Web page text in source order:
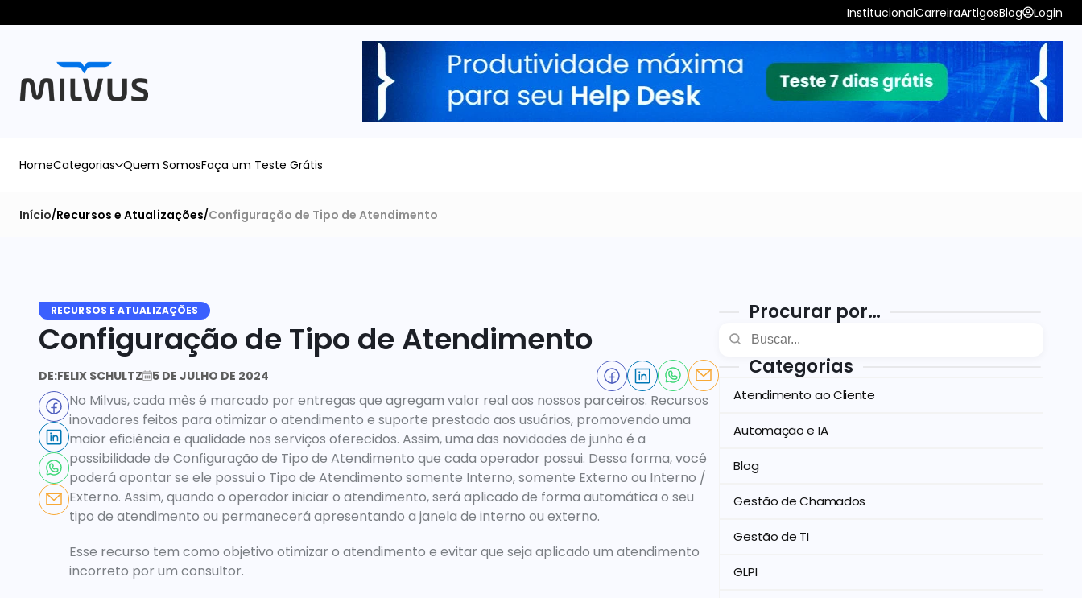
InstitucionalCarreiraArtigosBlog Login
HomeCategorias Quem SomosFaça um Teste Grátis
Início/Recursos e Atualizações/Configuração de Tipo de Atendimento
RECURSOS E ATUALIZAÇÕES
Configuração de Tipo de Atendimento
DE:FELIX SCHULTZ 5 DE JULHO DE 2024
No Milvus, cada mês é marcado por entregas que agregam valor real aos nossos parceiros. Recursos
inovadores feitos para otimizar o atendimento e suporte prestado aos usuários, promovendo uma
maior eficiência e qualidade nos serviços oferecidos. Assim, uma das novidades de junho é a
possibilidade de Configuração de Tipo de Atendimento que cada operador possui. Dessa forma, você
poderá apontar se ele possui o Tipo de Atendimento somente Interno, somente Externo ou Interno /
Externo. Assim, quando o operador iniciar o atendimento, será aplicado de forma automática o seu
tipo de atendimento ou permanecerá apresentando a janela de interno ou externo.
Esse recurso tem como objetivo otimizar o atendimento e evitar que seja aplicado um atendimento
incorreto por um consultor.
Procurar por…
Categorias
Atendimento ao Cliente
Automação e IA
Blog
Gestão de Chamados
Gestão de TI
GLPI